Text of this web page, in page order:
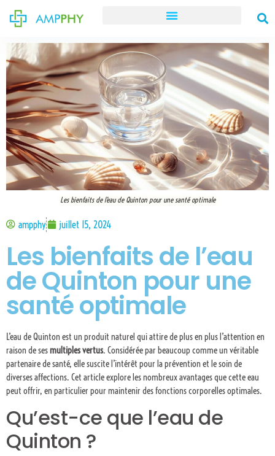
Les bienfaits de l’eau de Quinton pour une santé optimale
ampphy juillet 15, 2024
Les bienfaits de l’eau
de Quinton pour une
santé optimale
L’eau de Quinton est un produit naturel qui attire de plus en plus l’attention en
raison de sesmultiples vertus. Considérée par beaucoup comme un véritable
partenaire de santé, elle suscite l’intérêt pour la prévention et le soin de
diverses affections. Cet article explore les nombreux avantages que cette eau
peut offrir, en particulier pour maintenir des fonctions corporelles optimales.
Qu’est-ce que l’eau de
Quinton ?